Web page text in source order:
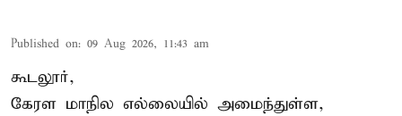
Published on: 09 Aug 2026, 11:43 am
கூடலூர்,
கேரள மாநில எல்லையில் அமைந்துள்ள,